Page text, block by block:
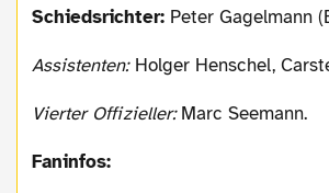
Schiedsrichter: Peter Gagelmann
Assistenten:Holger Henschel,
Vierter Offizieller:Marc Seemann.
Faninfos: